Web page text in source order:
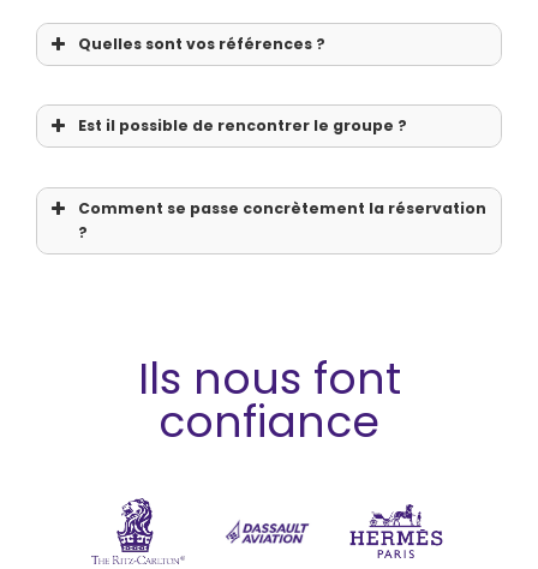
Quelles sont vos références ?
Est il possible de rencontrer le groupe ?
Comment se passe concrètement la réservation
?
Ils nous font
confiance